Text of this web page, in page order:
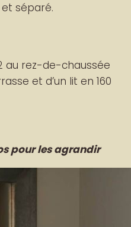
et séparé.
au rez-de-chaussée
et d’un lit en 160
pour les agrandir